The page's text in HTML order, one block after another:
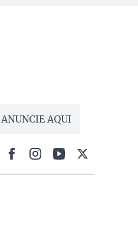
ANUNCIE AQUI